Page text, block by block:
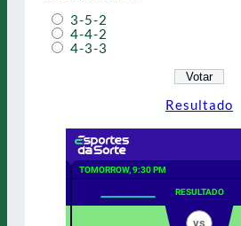
3-5-2
4-4-2
4-3-3
Resultado